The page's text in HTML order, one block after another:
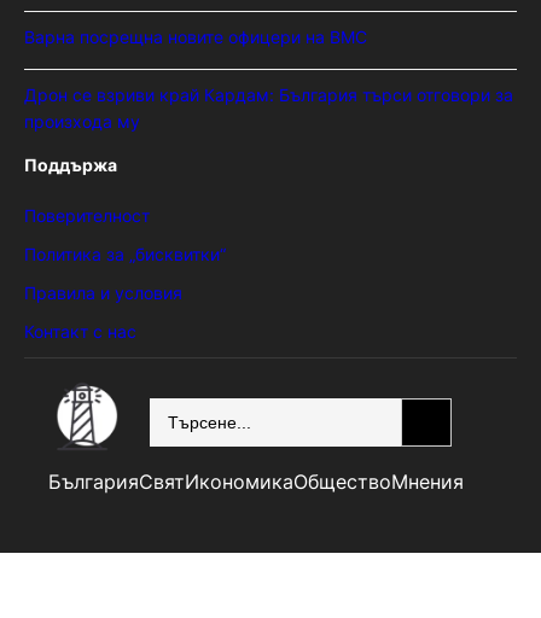
Варна посрещна новите офицери на ВМС
Дрон се взриви край Кардам: България търси отговори за
произхода му
Поддържа
Поверителност
Политика за „бисквитки“
Правила и условия
Контакт с нас
БългарияСвятИкономикаОбществоМнения